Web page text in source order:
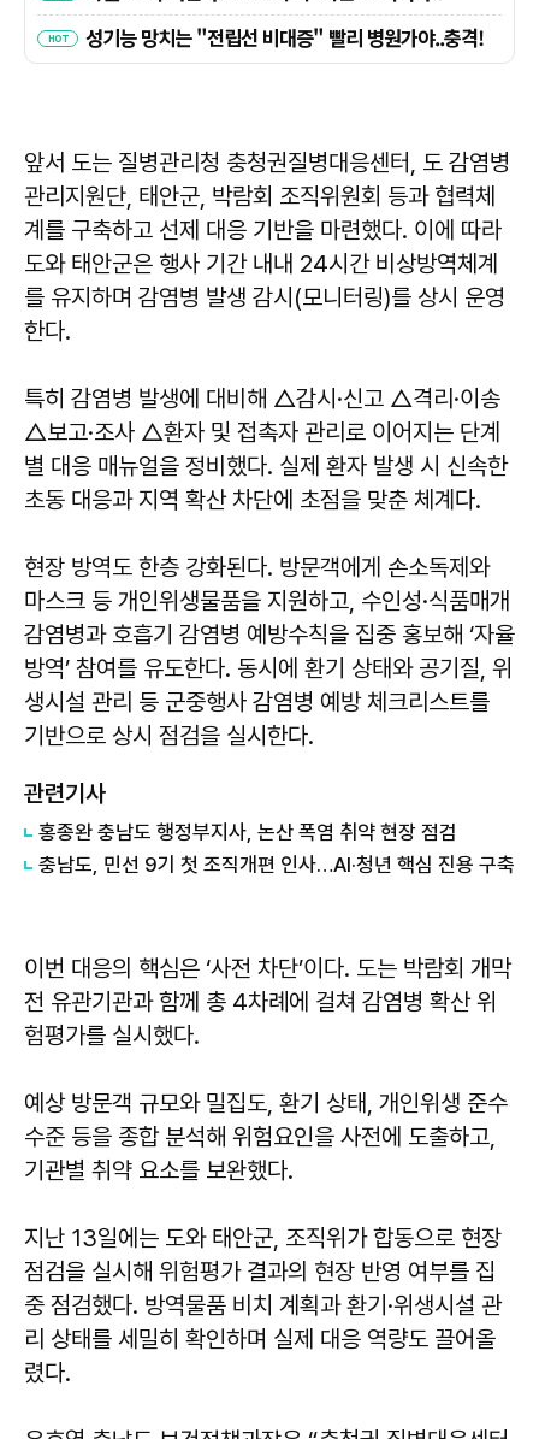
앞서 도는 질병관리청 충청권질병대응센터, 도 감염병
관리지원단, 태안군, 박람회 조직위원회 등과 협력체
계를 구축하고 선제 대응 기반을 마련했다. 이에 따라
도와 태안군은 행사 기간 내내 24시간 비상방역체계
를 유지하며 감염병 발생 감시(모니터링)를 상시 운영
한다.
특히 감염병 발생에 대비해 △감시·신고 △격리·이송
△보고·조사 △환자 및 접촉자 관리로 이어지는 단계
별 대응 매뉴얼을 정비했다. 실제 환자 발생 시 신속한
초동 대응과 지역 확산 차단에 초점을 맞춘 체계다.
현장 방역도 한층 강화된다. 방문객에게 손소독제와
마스크 등 개인위생물품을 지원하고, 수인성·식품매개
감염병과 호흡기 감염병 예방수칙을 집중 홍보해 ‘자율
방역’ 참여를 유도한다. 동시에 환기 상태와 공기질, 위
생시설 관리 등 군중행사 감염병 예방 체크리스트를
기반으로 상시 점검을 실시한다.
관련기사
홍종완 충남도 행정부지사, 논산 폭염 취약 현장 점검
충남도, 민선 9기 첫 조직개편 인사…AI·청년 핵심 진용 구축
이번 대응의 핵심은 ‘사전 차단’이다. 도는 박람회 개막
전 유관기관과 함께 총 4차례에 걸쳐 감염병 확산 위
험평가를 실시했다.
예상 방문객 규모와 밀집도, 환기 상태, 개인위생 준수
수준 등을 종합 분석해 위험요인을 사전에 도출하고,
기관별 취약 요소를 보완했다.
지난 13일에는 도와 태안군, 조직위가 합동으로 현장
점검을 실시해 위험평가 결과의 현장 반영 여부를 집
중 점검했다. 방역물품 비치 계획과 환기·위생시설 관
리 상태를 세밀히 확인하며 실제 대응 역량도 끌어올
렸다.